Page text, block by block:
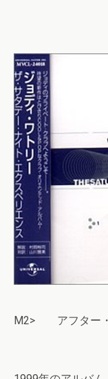
M2> アフター